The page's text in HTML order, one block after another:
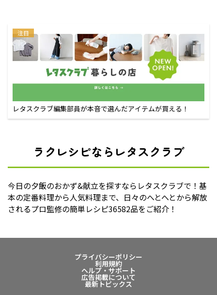
注目
レタスクラブ編集部員が本音で選んだアイテムが買える！
ラクレシピならレタスクラブ
今日の夕飯のおかず&献立を探すならレタスクラブで！基
本の定番料理から人気料理まで、日々のへとへとから解放
されるプロ監修の簡単レシピ36582品をご紹介！
プライバシーポリシー
利用規約
ヘルプ・サポート
広告掲載について
最新トピックス